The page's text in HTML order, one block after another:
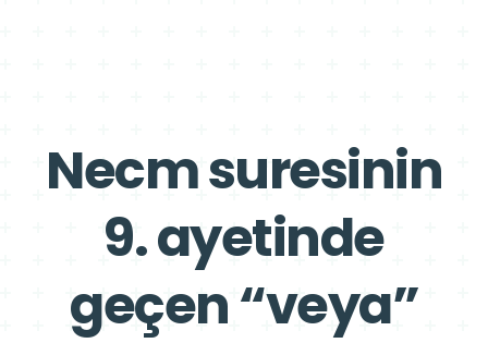
Necm suresinin
9. ayetinde
geçen “veya”